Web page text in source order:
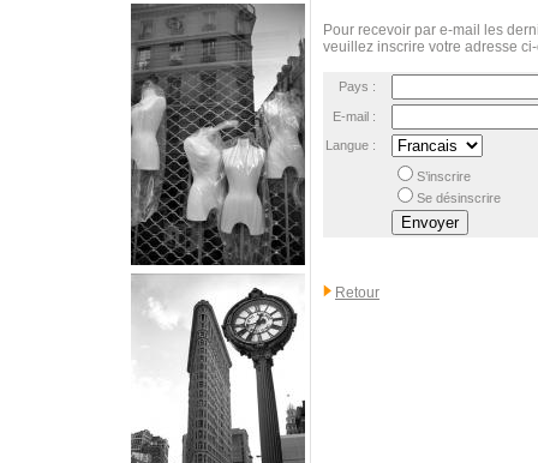
Pour recevoir par e-mail les
veuillez inscrire votre adresse
Pays :
E-mail :
Langue :
S’inscrire
Se désinscrire
Retour